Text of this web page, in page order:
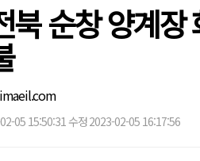
북 순창 양계
05 15:50:31 수정 2023-02-05 16:17:56